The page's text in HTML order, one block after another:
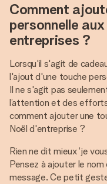
Comment
personnelle
entreprises ?
Lorsqu'il s'agit de
l'ajout d'une touche
Il ne s'agit pas
l’attention et des
comment ajouter une
Noël d'entreprise ?
Rien ne dit mieux ‘je
Pensez à ajouter le
message. Ce petit